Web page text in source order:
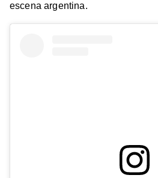
escena argentina.